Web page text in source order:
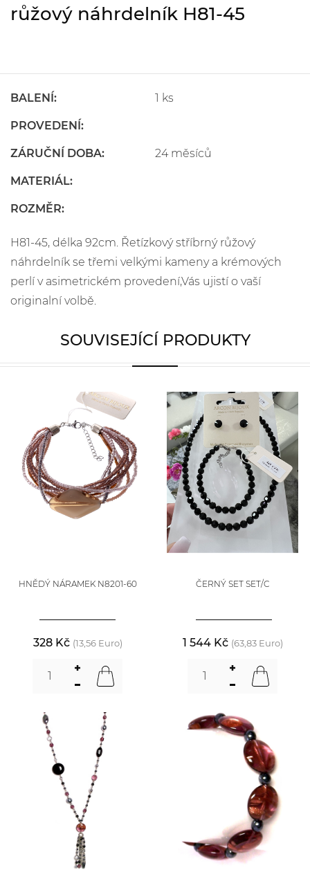
růžový náhrdelník H81-45
BALENÍ: 1 ks
PROVEDENÍ:
ZÁRUČNÍ DOBA: 24 měsíců
MATERIÁL:
ROZMĚR:
H81-45, délka 92cm. Řetízkový stříbrný růžový
náhrdelník se třemi velkými kameny a krémových
perlí v asimetrickém provedení,Vás ujistí o vaší
originalní volbě.
SOUVISEJÍCÍ PRODUKTY
HNĚDÝ NÁRAMEK N8201-60
328 Kč (13,56 Euro)
ČERNÝ SET SET/C
1 544 Kč (63,83 Euro)